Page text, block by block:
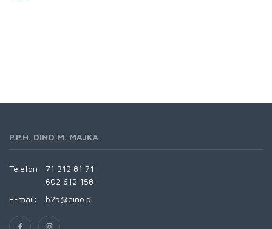
P.P.H. DINO M. MAJKA
Telefon: 71 312 81 71
602 612 158
E-mail:
b2b@dino.pl